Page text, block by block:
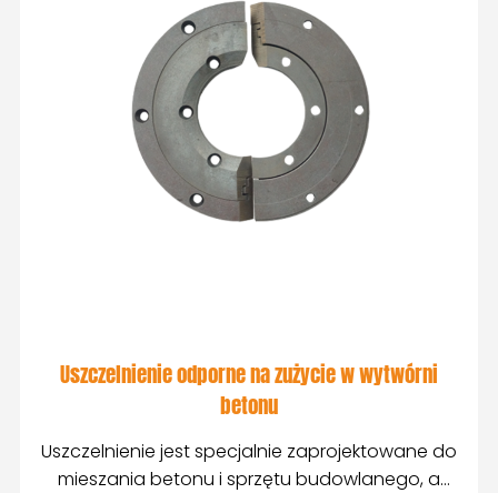
Uszczelnienie odporne na zużycie w wytwórni
betonu
Uszczelnienie jest specjalnie zaprojektowane do
mieszania betonu i sprzętu budowlanego, a